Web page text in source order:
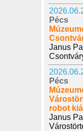
Pécs
Janus
Pécs
robot
Janus